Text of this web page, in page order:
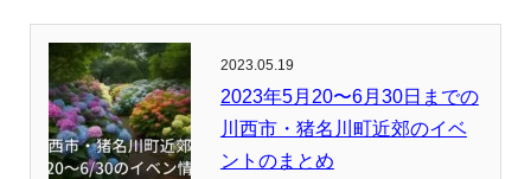
2023.05.19
2023年5月20〜6月30日までの
川西市・猪名川町近郊のイベ
ントのまとめ